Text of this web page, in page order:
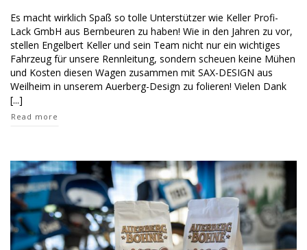
von
Fa.
Keller
Profi
Lack
Es macht wirklich Spaß so tolle Unterstützer wie Keller Profi-
Lack GmbH aus Bernbeuren zu haben! Wie in den Jahren zu vor,
stellen Engelbert Keller und sein Team nicht nur ein wichtiges
Fahrzeug für unsere Rennleitung, sondern scheuen keine Mühen
und Kosten diesen Wagen zusammen mit SAX-DESIGN aus
Weilheim in unserem Auerberg-Design zu folieren! Vielen Dank
[...]
Read more